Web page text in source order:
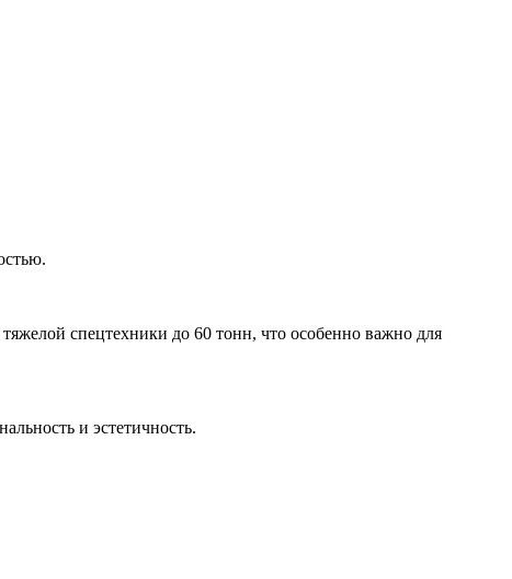
спецтехники до 60 тонн, что особенно важно для
и эстетичность.